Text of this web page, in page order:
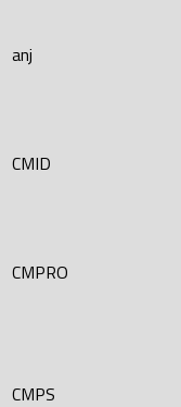
anj
CMID
CMPRO
CMPS